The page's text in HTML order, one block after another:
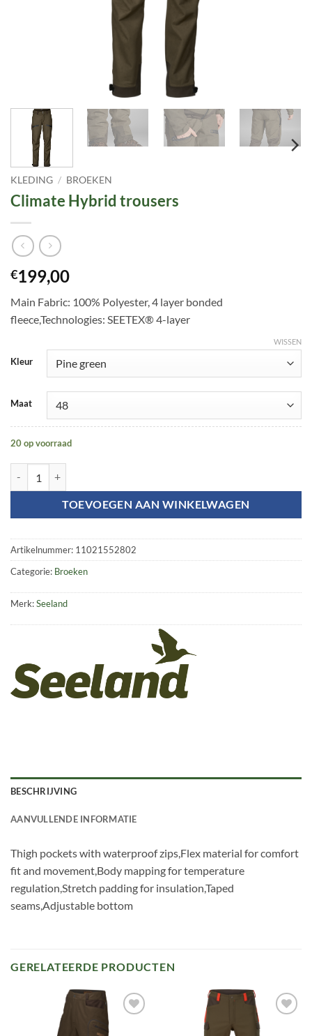
KLEDING / BROEKEN
Climate Hybrid trousers
€199,00
Main Fabric: 100% Polyester, 4 layer bonded
fleece,Technologies: SEETEX® 4-layer
Kleur
Maat
WISSEN
20 op voorraad
TOEVOEGEN AAN WINKELWAGEN
Artikelnummer: 11021552802
Categorie: Broeken
Merk:Seeland
BESCHRIJVING
AANVULLENDE INFORMATIE
Thigh pockets with waterproof zips,Flex material for comfort
fit and movement,Body mapping for temperature
regulation,Stretch padding for insulation,Taped
seams,Adjustable bottom
GERELATEERDE PRODUCTEN
Toevoegen
Toevoegen